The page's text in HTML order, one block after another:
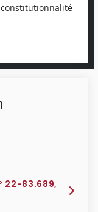
22-83.689,